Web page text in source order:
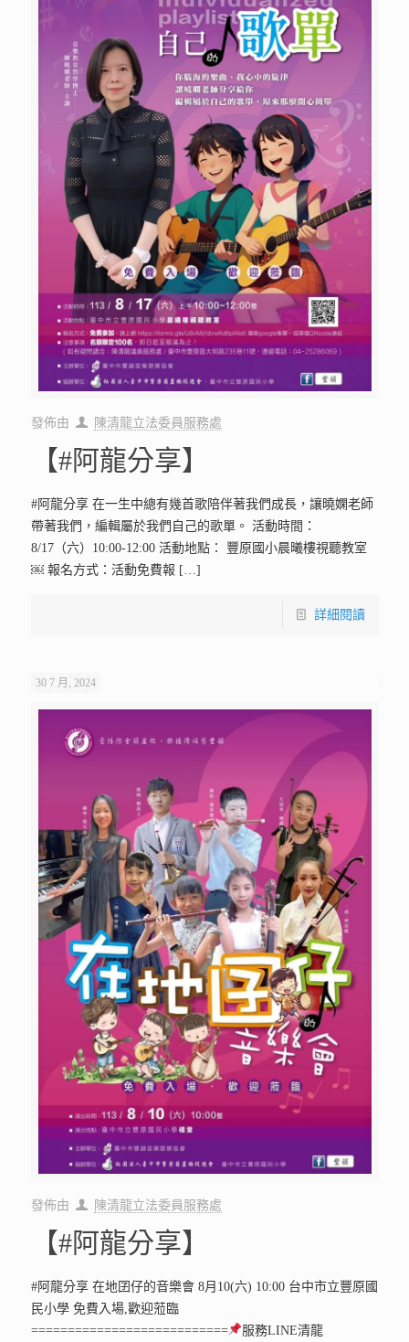
發佈由 陳清龍立法委員服務處
【#阿龍分享】
#阿龍分享 在一生中總有幾首歌陪伴著我們成長，讓曉嫻老師
帶著我們，編輯屬於我們自己的歌單。 活動時間：
8/17（六）10:00-12:00 活動地點： 豐原國小晨曦樓視聽教室
￼ 報名方式：活動免費報 […]
詳細閱讀
30 7 月, 2024
發佈由 陳清龍立法委員服務處
【#阿龍分享】
#阿龍分享 在地囝仔的音樂會 8月10(六) 10:00 台中市立豐原國
民小學 免費入場,歡迎蒞臨
===========================
服務LINE清龍